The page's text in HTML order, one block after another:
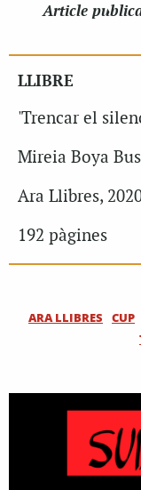
Article
LLIBRE
'Trencar el
Mireia Boya
Ara Llibres,
192 pàgines
ARA LLIBRES CUP